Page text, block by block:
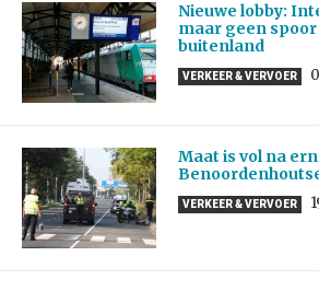
Nieuwe lobby:
maar geen
buitenland
VERKEER & VERVOER
Maat is vol na
VERKEER & VERVOER